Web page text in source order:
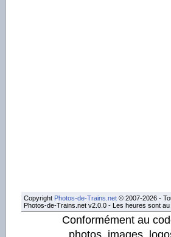
Copyright Photos-de-Trains.net © 2007-2026 -
Photos-de-Trains.net v2.0.0 - Les heures sont
Conformément au
photos, images,